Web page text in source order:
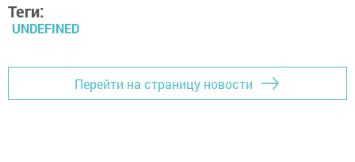
Теги:
UNDEFINED
Перейти на страницу новости